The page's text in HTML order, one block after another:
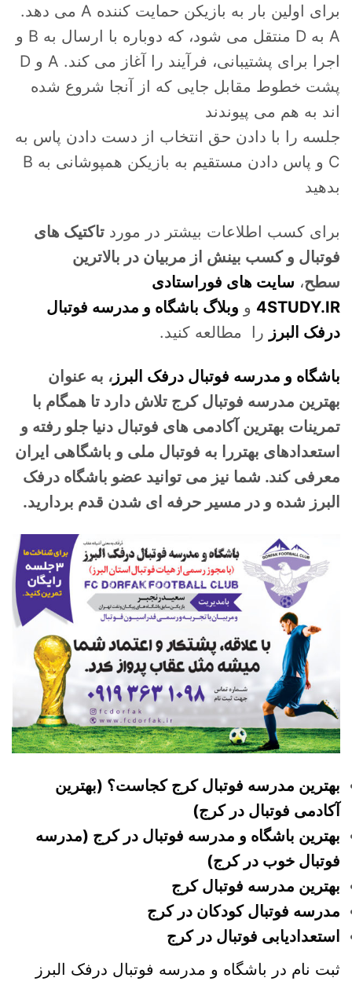
برای اولین بار به بازیکن حمایت کننده A می دهد.
A به D منتقل می شود، که دوباره با ارسال به B و
اجرا برای پشتیبانی، فرآیند را آغاز می کند. A و D
پشت خطوط مقابل جایی که از آنجا شروع شده
اند به هم می پیوندند
جلسه را با دادن حق انتخاب از دست دادن پاس به
C و پاس دادن مستقیم به بازیکن همپوشانی به B
بدهید
برای کسب اطلاعات بیشتر در موردتاکتیک های
فوتبال و کسب بینش از مربیان در بالاترین
سطح، سایت های فوراستادی
4STUDY.IR و وبلاگ باشگاه و مدرسه فوتبال
درفک البرز را مطالعه کنید.
باشگاه و مدرسه فوتبال درفک البرز، به عنوان
بهترین مدرسه فوتبال کرج تلاش دارد تا همگام با
تمرینات بهترین آکادمی های فوتبال دنیا جلو رفته و
استعدادهای بهتررا به فوتبال ملی و باشگاهی ایران
معرفی کند. شما نیز می توانید عضو باشگاه درفک
البرز شده و در مسیر حرفه ای شدن قدم بردارید.
بهترین مدرسه فوتبال کرج کجاست؟ (بهترین
آکادمی فوتبال در کرج)
بهترین باشگاه و مدرسه فوتبال در کرج (مدرسه
فوتبال خوب در کرج)
بهترین مدرسه فوتبال کرج
مدرسه فوتبال کودکان در کرج
استعدادیابی فوتبال در کرج
ثبت نام در باشگاه و مدرسه فوتبال درفک البرز